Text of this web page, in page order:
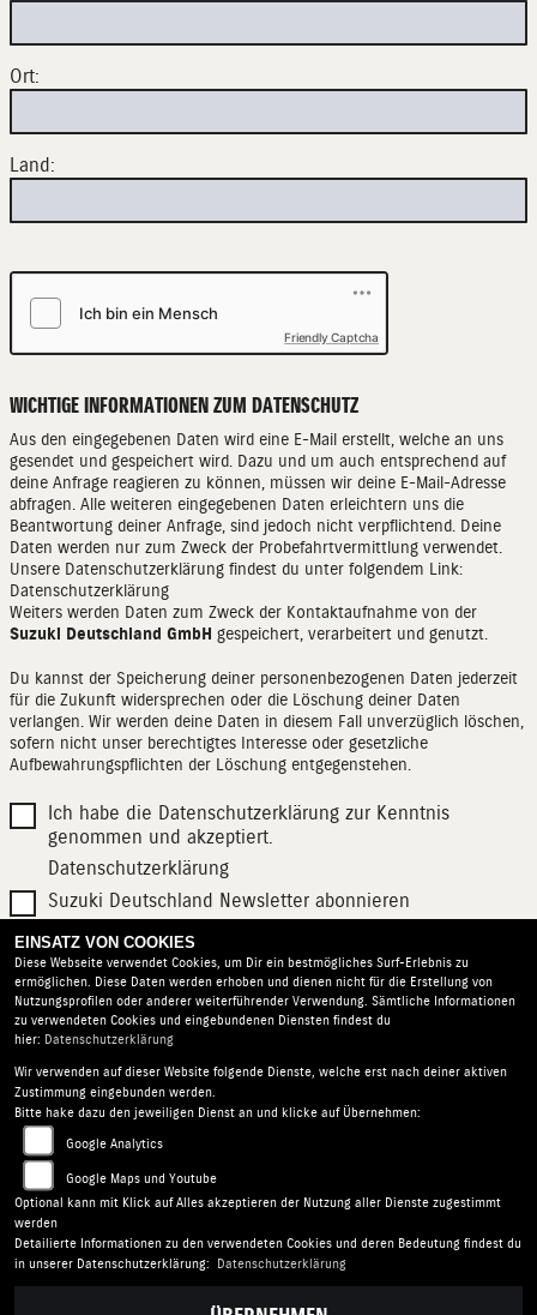
Ort:
Land:
Friendly Captcha
WICHTIGE INFORMATIONEN ZUM DATENSCHUTZ
Aus den eingegebenen Daten wird eine E-Mail erstellt, welche an uns
gesendet und gespeichert wird. Dazu und um auch entsprechend auf
deine Anfrage reagieren zu können, müssen wir deine E-Mail-Adresse
abfragen. Alle weiteren eingegebenen Daten erleichtern uns die
Beantwortung deiner Anfrage, sind jedoch nicht verpflichtend. Deine
Daten werden nur zum Zweck der Probefahrtvermittlung verwendet.
Unsere Datenschutzerklärung findest du unter folgendem Link:
Datenschutzerklärung
Weiters werden Daten zum Zweck der Kontaktaufnahme von der
Suzuki Deutschland GmbH gespeichert, verarbeitert und genutzt.
Du kannst der Speicherung deiner personenbezogenen Daten jederzeit
für die Zukunft widersprechen oder die Löschung deiner Daten
verlangen. Wir werden deine Daten in diesem Fall unverzüglich löschen,
sofern nicht unser berechtigtes Interesse oder gesetzliche
Aufbewahrungspflichten der Löschung entgegenstehen.
Ich habe die Datenschutzerklärung zur Kenntnis
genommen und akzeptiert.
Datenschutzerklärung
Suzuki Deutschland Newsletter abonnieren
SENDEN
Motorrad Mallek GmbH |Rudolf-Diesel-Str. 48 | 48157
Münster | Deutschland
AGB |Impressum
Barrierefreiheit |Batterieverordnung
Folgen Sie uns
EINSATZ VON COOKIES
Diese Webseite verwendet Cookies, um Dir ein bestmögliches Surf-Erlebnis zu
ermöglichen. Diese Daten werden erhoben und dienen nicht für die Erstellung von
Nutzungsprofilen oder anderer weiterführender Verwendung. Sämtliche Informationen
zu verwendeten Cookies und eingebundenen Diensten findest du
hier: Datenschutzerklärung
Wir verwenden auf dieser Website folgende Dienste, welche erst nach deiner aktiven
Zustimmung eingebunden werden.
Bitte hake dazu den jeweiligen Dienst an und klicke auf Übernehmen:
Google Analytics
Google Maps und Youtube
Optional kann mit Klick auf Alles akzeptieren der Nutzung aller Dienste zugestimmt
werden
Detailierte Informationen zu den verwendeten Cookies und deren Bedeutung findest du
in unserer Datenschutzerklärung:
Datenschutzerklärung